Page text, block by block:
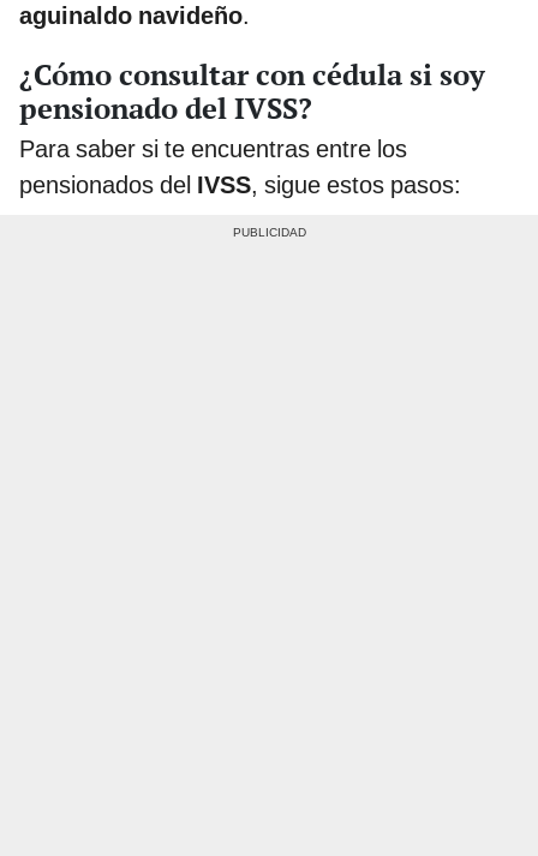
aguinaldo navideño.
¿Cómo consultar con cédula si soy
pensionado del IVSS?
Para saber si te encuentras entre los
pensionados del IVSS, sigue estos pasos: